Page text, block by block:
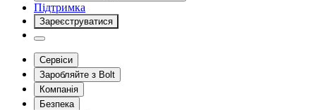
Підтримка
Зареєструватися
Сервіси
Заробляйте з Bolt
Компанія
Безпека